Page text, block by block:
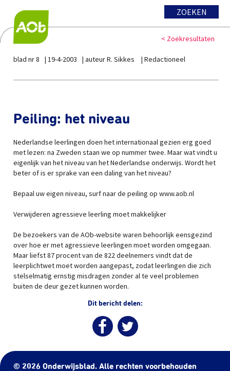
ZOEKEN
< Zoekresultaten
blad nr 8 19-4-2003 auteur R. Sikkes Redactioneel
Peiling: het niveau
Nederlandse leerlingen doen het internationaal gezien erg goed
met lezen: na Zweden staan we op nummer twee. Maar wat vindt u
eigenlijk van het niveau van het Nederlandse onderwijs. Wordt het
beter of is er sprake van een daling van het niveau?
Bepaal uw eigen niveau, surf naar de peiling op www.aob.nl
Verwijderen agressieve leerling moet makkelijker
De bezoekers van de AOb-website waren behoorlijk eensgezind
over hoe er met agressieve leerlingen moet worden omgegaan.
Maar liefst 87 procent van de 822 deelnemers vindt dat de
leerplichtwet moet worden aangepast, zodat leerlingen die zich
stelselmatig ernstig misdragen zonder al te veel problemen
buiten de deur gezet kunnen worden.
Dit bericht delen:
© 2026 Onderwijsblad. Alle rechten voorbehouden